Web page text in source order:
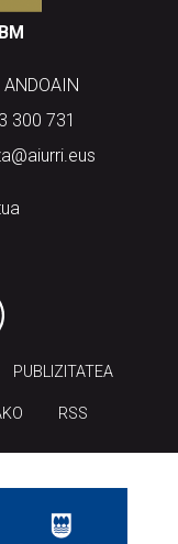
300 731
PUBLIZITATEA
RSS